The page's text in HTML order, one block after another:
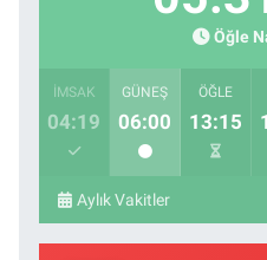
Öğle
İMSAK
04:19
GÜNEŞ
06:00
ÖĞLE
13:15
Aylık Vakitler